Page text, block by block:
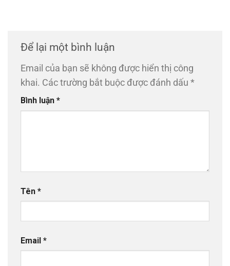
Để lại một bình luận
Email của bạn sẽ không được hiển thị công
khai. Các trường bắt buộc được đánh dấu *
Bình luận *
Tên *
Email *